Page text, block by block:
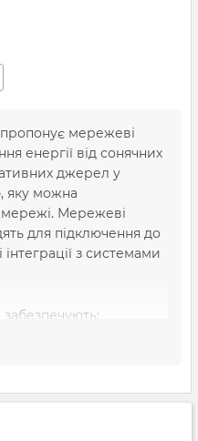
пропонує мережеві
енергії від сонячних
джерел у
яку можна
Мережеві
для підключення до
з системами